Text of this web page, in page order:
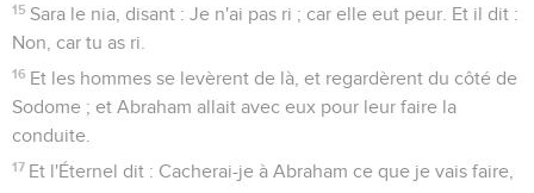
15 Sara le nia, disant : Je n'ai pas ri ; car elle eut peur. Et il dit :
Non, car tu as ri.
16 Et les hommes se levèrent de là, et regardèrent du côté de
Sodome ; et Abraham allait avec eux pour leur faire la
conduite.
17 Et l'Éternel dit : Cacherai-je à Abraham ce que je vais faire,